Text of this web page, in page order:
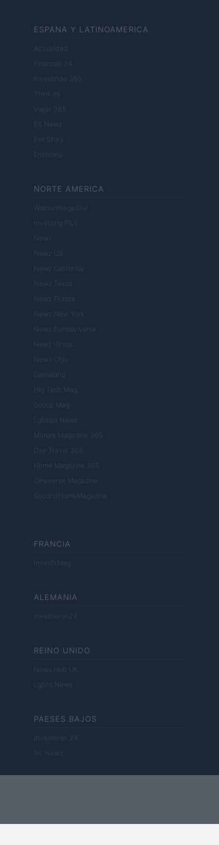
ESPANA Y LATINOAMERICA
Actualidad
Finanzas 24
Investindo 365
Think.es
Viajar 365
ES Newz
Pet Story
Encocina
NORTE AMERICA
Womanmagazine
Investing Plus
Newz
Newz US
Newz California
Newz Texas
Newz Florida
Newz New York
Newz Pennsylvania
Newz Illinois
Newz Ohio
Gameland
Hig Tech Mag
Scoop Mag
Lgbtqia News
Motors Magazine 365
Day Travel 365
Home Magazine 365
Cineverse Magazine
SecondHomeMagazine
FRANCIA
InvestirMag
ALEMANIA
Investieren24
REINO UNIDO
News Hub UK
Lgbtq News
PAESES BAJOS
Investeren 24
NL Newz